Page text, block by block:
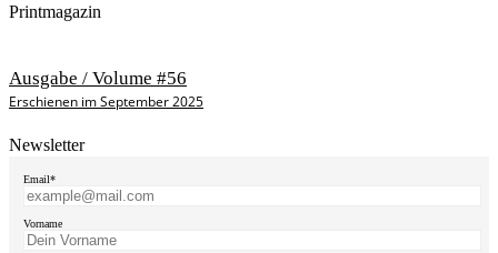
Printmagazin
Ausgabe / Volume #56
Erschienen im September 2025
Newsletter
Email*
Vorname